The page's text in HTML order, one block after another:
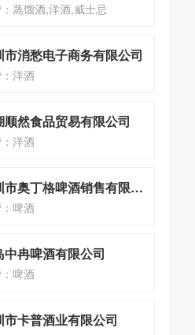
蒸馏酒,洋酒,威士忌
市消愁电子商务有限公司
洋酒
顺然食品贸易有限公司
洋酒
深圳市奥丁格啤酒销售有限公司
啤酒
中冉啤酒有限公司
啤酒
市卡普酒业有限公司